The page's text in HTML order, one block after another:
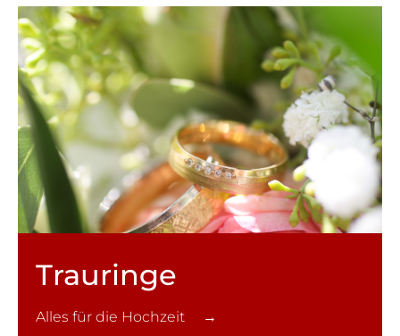
Trauringe
Alles für die Hochzeit →